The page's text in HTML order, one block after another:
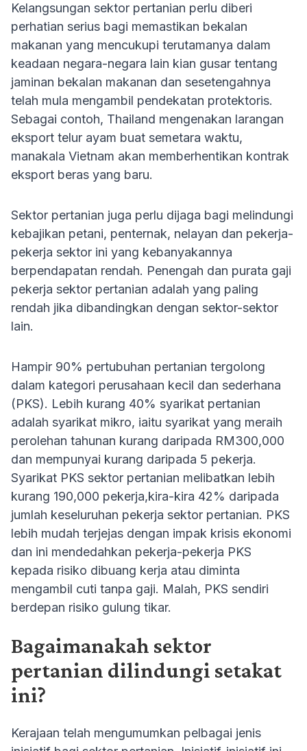
Kelangsungan sektor pertanian perlu diberi
perhatian serius bagi memastikan bekalan
makanan yang mencukupi terutamanya dalam
keadaan negara-negara lain kian gusar tentang
jaminan bekalan makanan dan sesetengahnya
telah mula mengambil pendekatan protektoris.
Sebagai contoh, Thailand mengenakan larangan
eksport telur ayam buat semetara waktu,
manakala Vietnam akan memberhentikan kontrak
eksport beras yang baru.
Sektor pertanian juga perlu dijaga bagi melindungi
kebajikan petani, penternak, nelayan dan pekerja-
pekerja sektor ini yang kebanyakannya
berpendapatan rendah. Penengah dan purata gaji
pekerja sektor pertanian adalah yang paling
rendah jika dibandingkan dengan sektor-sektor
lain.
Hampir 90% pertubuhan pertanian tergolong
dalam kategori perusahaan kecil dan sederhana
(PKS). Lebih kurang 40% syarikat pertanian
adalah syarikat mikro, iaitu syarikat yang meraih
perolehan tahunan kurang daripada RM300,000
dan mempunyai kurang daripada 5 pekerja.
Syarikat PKS sektor pertanian melibatkan lebih
kurang 190,000 pekerja,kira-kira 42% daripada
jumlah keseluruhan pekerja sektor pertanian. PKS
lebih mudah terjejas dengan impak krisis ekonomi
dan ini mendedahkan pekerja-pekerja PKS
kepada risiko dibuang kerja atau diminta
mengambil cuti tanpa gaji. Malah, PKS sendiri
berdepan risiko gulung tikar.
Bagaimanakah sektor
pertanian dilindungi setakat
ini?
Kerajaan telah mengumumkan pelbagai jenis